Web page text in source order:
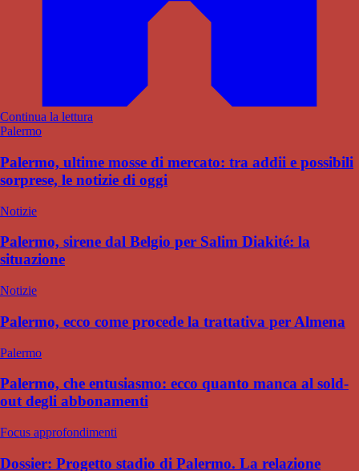
Continua la lettura
Palermo
Palermo, ultime mosse di mercato: tra addii e possibili
sorprese, le notizie di oggi
Notizie
Palermo, sirene dal Belgio per Salim Diakité: la
situazione
Notizie
Palermo, ecco come procede la trattativa per Almena
Palermo
Palermo, che entusiasmo: ecco quanto manca al sold-
out degli abbonamenti
Focus approfondimenti
Dossier: Progetto stadio di Palermo. La relazione